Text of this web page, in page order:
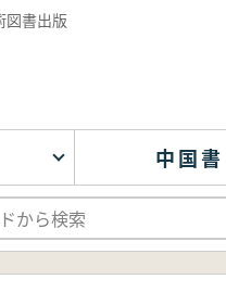
図書出版
中国書